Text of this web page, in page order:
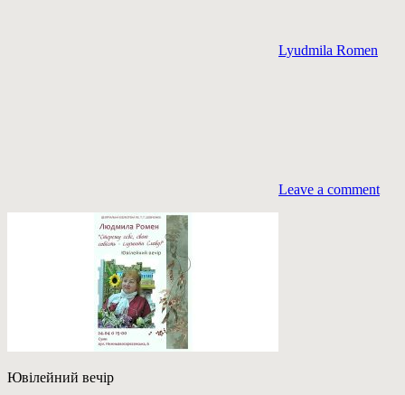
Lyudmila Romen
Leave a comment
Ювілейний вечір